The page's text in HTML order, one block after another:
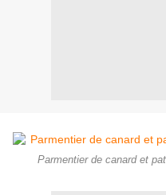
Parmentier de canard et